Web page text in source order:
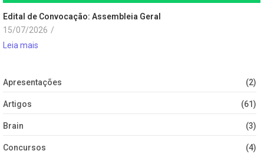
Edital de Convocação: Assembleia Geral
15/07/2026 /
Leia mais
Apresentações (2)
Artigos (61)
Brain (3)
Concursos (4)